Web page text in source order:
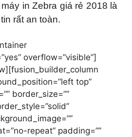
in Zebra giá rẻ 2018 là
rất an toàn.
overflow=”visible”]
top”
border_size=””
repeat” padding=””